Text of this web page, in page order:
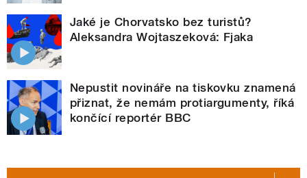
Jaké je Chorvatsko bez turistů?
Aleksandra Wojtaszeková: Fjaka
Nepustit novináře na tiskovku znamená
přiznat, že nemám protiargumenty, říká
končící reportér BBC